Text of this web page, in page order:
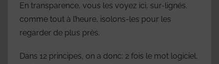
En transparence, vous les voyez ici, sur-lignés.
comme tout à l’heure, isolons-les pour les
regarder de plus près.
Dans 12 principes, on a donc: 2 fois le mot logiciel,